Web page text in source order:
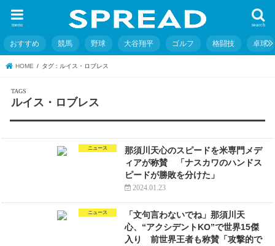
search
menu
おすすめ 競馬 野球 大谷翔平 ゴルフ 格闘技 卓球
HOME タグ : ルイス・ロブレス
ルイス・ロブレス
ニュース
那須川天心のスピードを米専門メデ
ィアが称賛 「ナスカワのハンドス
ピードが勝敗を分けた」
2024.01.23
ニュース
「文句言わないでね」那須川天
心、“アクシデントKO”で世界15傑
入り 前世界王者も称賛「攻撃的で